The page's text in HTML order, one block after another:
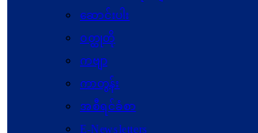
ဆောင်းပါး
ဝတ္ထုတို
ကဗျာ
ကာတွန်း
အစီရင်ခံစာ
E-Newsletters